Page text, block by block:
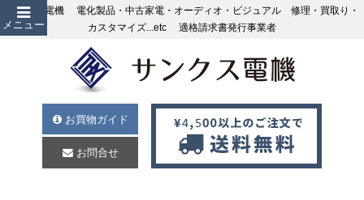
メニュー
サンクス電機 電化製品・中古家電・オーディオ・ビジュアル 修理・買取り・
カスタマイズ...etc 適格請求書発行事業者
お買物ガイド
お問合せ